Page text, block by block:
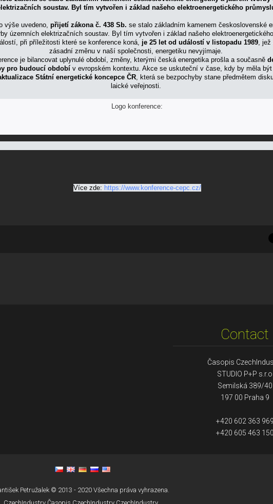
soustav. Byl tím vytvořen i základ našeho elektroenergetického
výše uvedeno, přijetí zákona č. 438 Sb. se stalo základním kamenem československé
územních elektrizačních soustav. Byl tím vytvořen i základ našeho
při příležitosti které se konference koná, je 25 let od událostí v listopadu 1989, jež
zásadní změnu v naší společnosti, energetiku nevyjímaje.
je bilancovat uplynulé období, změny, kterými česká energetika prošla a současně
pro budoucí období v evropském kontextu. Akce se uskuteční v čase, kdy by měla být
Státní energetické koncepce ČR, která se bezpochyby stane předmětem
laické veřejnosti.
Logo konference:
Více zde: https://www.konference-cepc.cz/
Contact
Časopis
STUDIO P+P s.r.o
Semilská 389/40
197 00 Praha 9
+420 602 363 969
+420 605 463 150
Petružalek © 2013 - 2020 Všechna práva vyhrazena.